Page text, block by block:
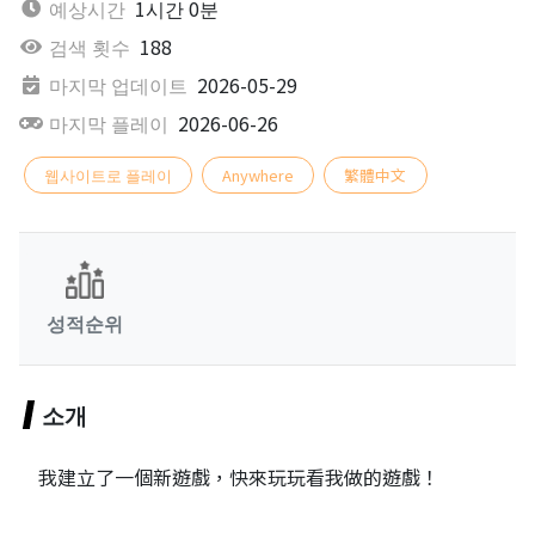
예상시간 1시간 0분
검색 횟수 188
마지막 업데이트 2026-05-29
마지막 플레이 2026-06-26
웹사이트로 플레이 Anywhere 繁體中文
성적순위
소개
我建立了一個新遊戲，快來玩玩看我做的遊戲！